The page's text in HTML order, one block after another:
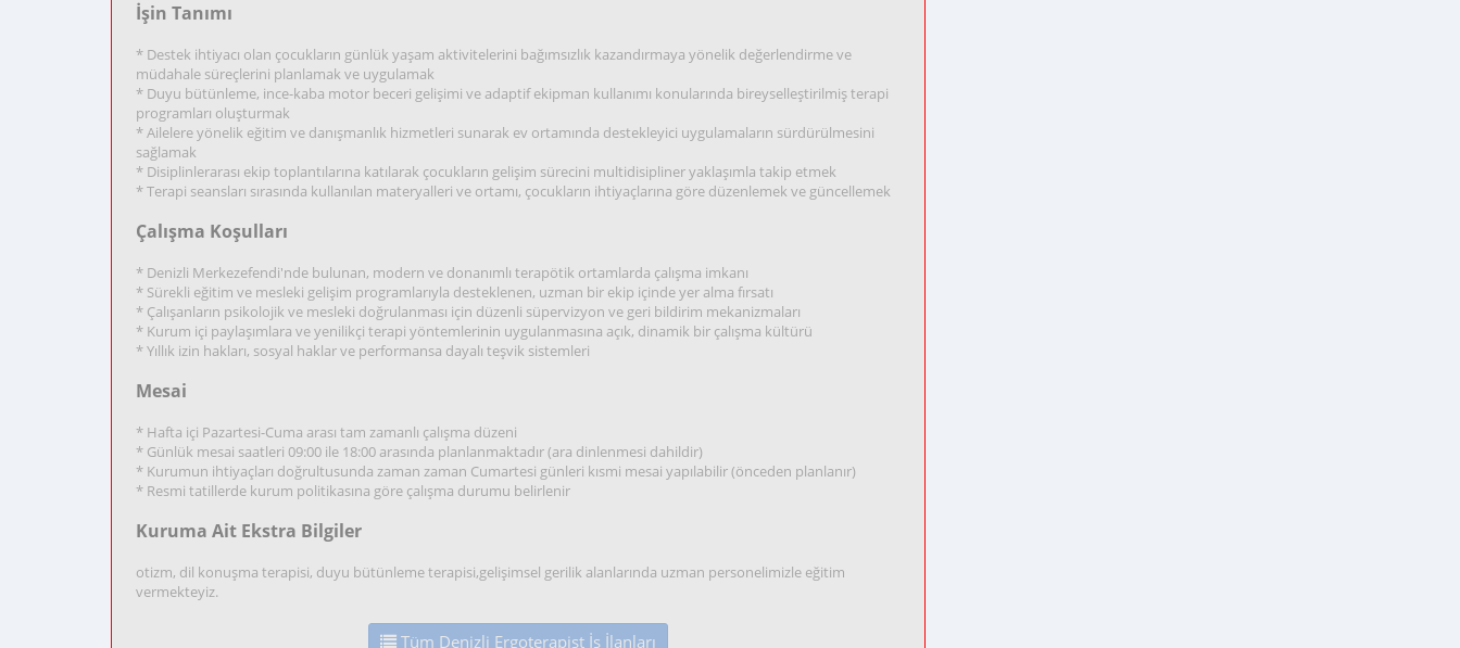
İşin Tanımı
* Destek ihtiyacı olan çocukların günlük yaşam aktivitelerini bağımsızlık kazandırmaya yönelik değerlendirme ve
müdahale süreçlerini planlamak ve uygulamak
* Duyu bütünleme, ince-kaba motor beceri gelişimi ve adaptif ekipman kullanımı konularında bireyselleştirilmiş terapi
programları oluşturmak
* Ailelere yönelik eğitim ve danışmanlık hizmetleri sunarak ev ortamında destekleyici uygulamaların sürdürülmesini
sağlamak
* Disiplinlerarası ekip toplantılarına katılarak çocukların gelişim sürecini multidisipliner yaklaşımla takip etmek
* Terapi seansları sırasında kullanılan materyalleri ve ortamı, çocukların ihtiyaçlarına göre düzenlemek ve güncellemek
Çalışma Koşulları
* Denizli Merkezefendi'nde bulunan, modern ve donanımlı terapötik ortamlarda çalışma imkanı
* Sürekli eğitim ve mesleki gelişim programlarıyla desteklenen, uzman bir ekip içinde yer alma fırsatı
* Çalışanların psikolojik ve mesleki doğrulanması için düzenli süpervizyon ve geri bildirim mekanizmaları
* Kurum içi paylaşımlara ve yenilikçi terapi yöntemlerinin uygulanmasına açık, dinamik bir çalışma kültürü
* Yıllık izin hakları, sosyal haklar ve performansa dayalı teşvik sistemleri
Mesai
* Hafta içi Pazartesi-Cuma arası tam zamanlı çalışma düzeni
* Günlük mesai saatleri 09:00 ile 18:00 arasında planlanmaktadır (ara dinlenmesi dahildir)
* Kurumun ihtiyaçları doğrultusunda zaman zaman Cumartesi günleri kısmi mesai yapılabilir (önceden planlanır)
* Resmi tatillerde kurum politikasına göre çalışma durumu belirlenir
Kuruma Ait Ekstra Bilgiler
otizm, dil konuşma terapisi, duyu bütünleme terapisi,gelişimsel gerilik alanlarında uzman personelimizle eğitim
vermekteyiz.
Tüm Denizli Ergoterapist İş İlanları